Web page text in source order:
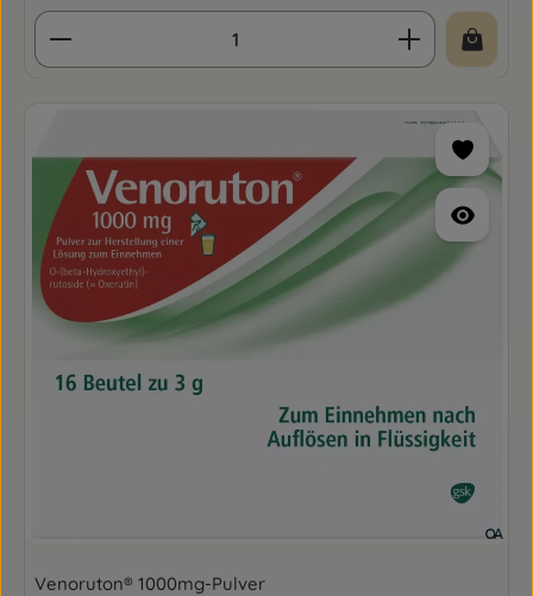
Produkt Anzahl: Gib den gewünschten Wert
Venoruton® 1000mg-Pulver